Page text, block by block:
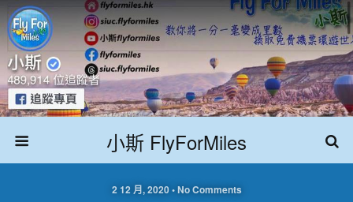
小斯 FlyForMiles
2 12 月, 2020 • No Comments